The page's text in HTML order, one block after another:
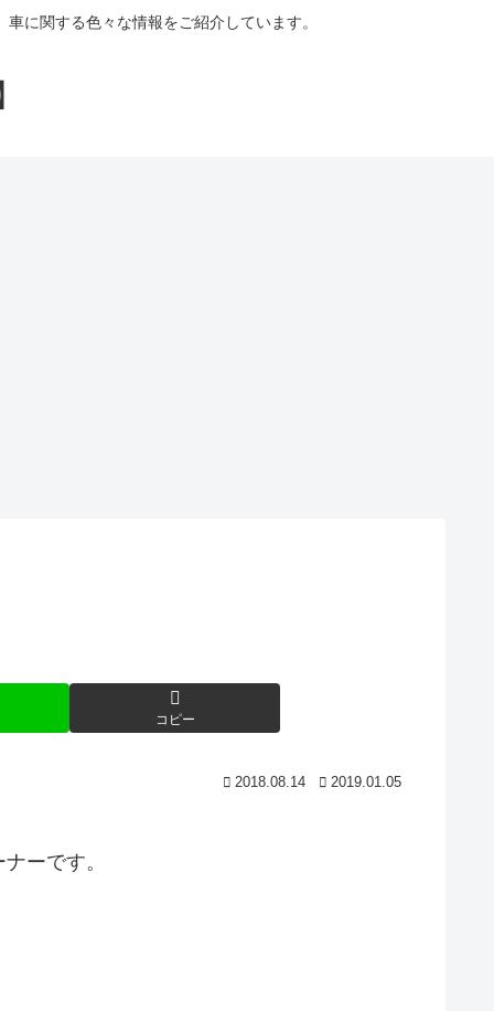
に関する色々な情報をご紹介しています。
コピー
2018.08.14 2019.01.05
ーです。